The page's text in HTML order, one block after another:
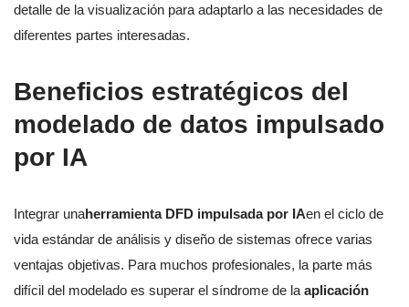
detalle de la visualización para adaptarlo a las necesidades de
diferentes partes interesadas.
Beneficios estratégicos del
modelado de datos impulsado
por IA
Integrar unaherramienta DFD impulsada por IAen el ciclo de
vida estándar de análisis y diseño de sistemas ofrece varias
ventajas objetivas. Para muchos profesionales, la parte más
difícil del modelado es superar el síndrome de la aplicación